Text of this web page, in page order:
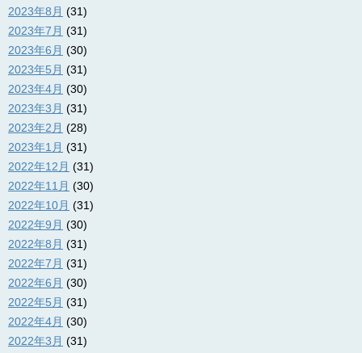
2023年8月 (31)
2023年7月 (31)
2023年6月 (30)
2023年5月 (31)
2023年4月 (30)
2023年3月 (31)
2023年2月 (28)
2023年1月 (31)
2022年12月 (31)
2022年11月 (30)
2022年10月 (31)
2022年9月 (30)
2022年8月 (31)
2022年7月 (31)
2022年6月 (30)
2022年5月 (31)
2022年4月 (30)
2022年3月 (31)